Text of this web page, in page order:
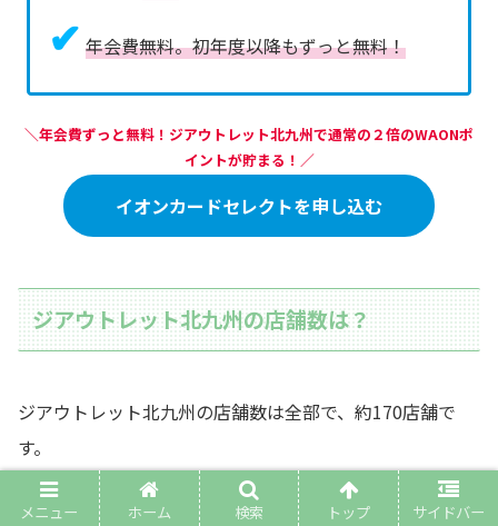
✔ 年会費無料。初年度以降もずっと無料！
＼年会費ずっと無料！ジアウトレット北九州で通常の２倍のWAONポ
イントが貯まる！／
イオンカードセレクトを申し込む
ジアウトレット北九州の店舗数は？
ジアウトレット北九州の店舗数は全部で、約170店舗で
す。
その内訳は下記のとおりです！
メニュー ホーム 検索 トップ サイドバー